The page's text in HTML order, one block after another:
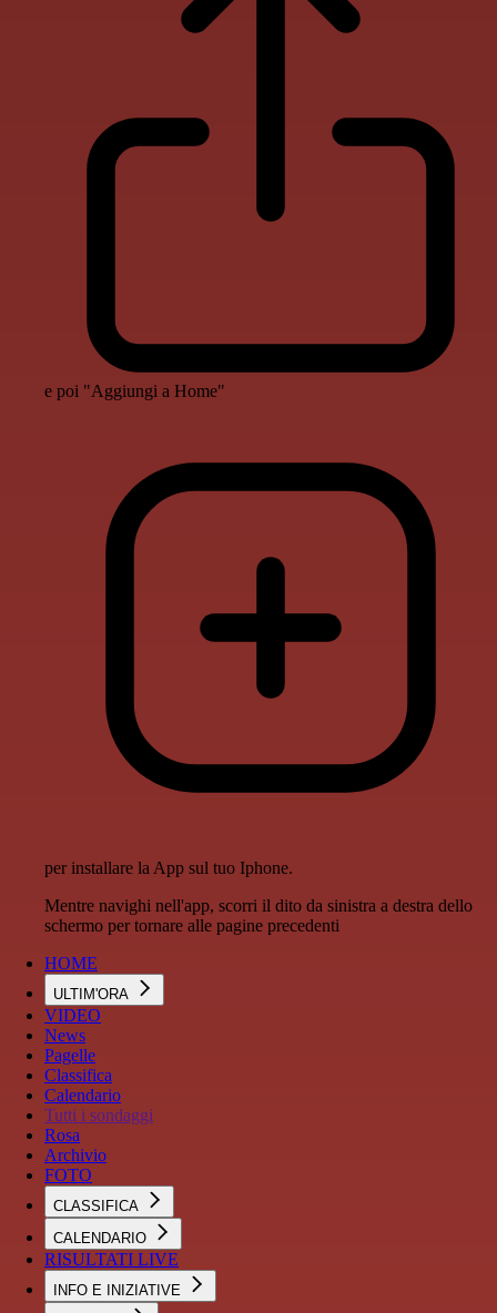
e poi "Aggiungi a Home"
per installare la App sul tuo Iphone.
Mentre navighi nell'app, scorri il dito da sinistra a destra dello
schermo per tornare alle pagine precedenti
HOME
ULTIM'ORA
VIDEO
News
Pagelle
Classifica
Calendario
Tutti i sondaggi
Rosa
Archivio
FOTO
CLASSIFICA
CALENDARIO
RISULTATI LIVE
INFO E INIZIATIVE